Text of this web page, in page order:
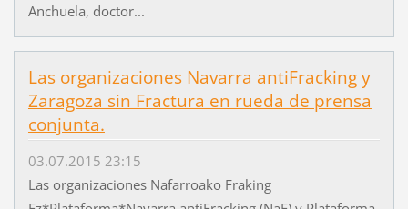
Anchuela, doctor...
Las organizaciones Navarra antiFracking y
Zaragoza sin Fractura en rueda de prensa
conjunta.
03.07.2015 23:15
Las organizaciones Nafarroako Fraking